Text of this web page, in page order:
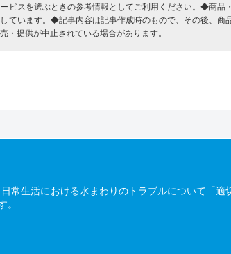
ビスを選ぶときの参考情報としてご利用ください。◆商品
ています。◆記事内容は記事作成時のもので、その後、商
提供が中止されている場合があります。
常生活における水まわりのトラブルについて「
。